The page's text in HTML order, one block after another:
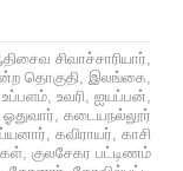
சிவாச்சாரியார்,
தொகுதி, இலங்கை,
உப்பளம், உவரி, ஐயப்பன்,
ஓதுவார், கடையநல்லூர்
, கவிராயர், காசி
, குலசேகர பட்டிணம்